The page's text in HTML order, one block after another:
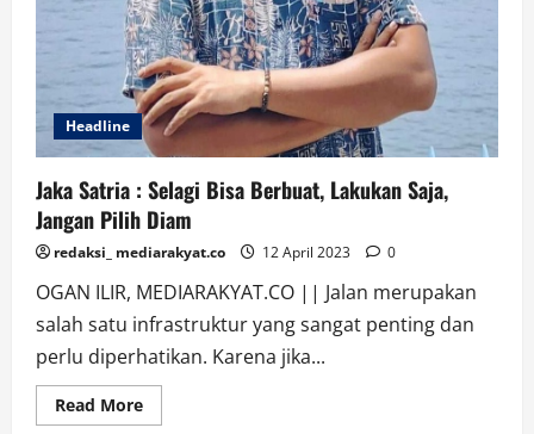
Headline
Jaka Satria : Selagi Bisa Berbuat, Lakukan Saja,
Jangan Pilih Diam
redaksi_ mediarakyat.co 12 April 2023 0
OGAN ILIR, MEDIARAKYAT.CO || Jalan merupakan
salah satu infrastruktur yang sangat penting dan
perlu diperhatikan. Karena jika...
Read MoreRead
more